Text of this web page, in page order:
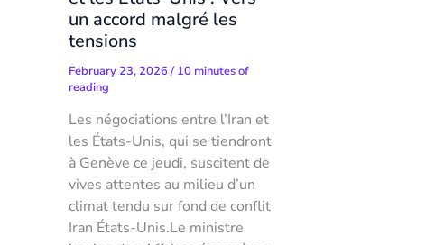
un accord malgré les
tensions
February 23, 2026/ 10 minutes of
reading
Les négociations entre l’Iran et
les États-Unis, qui se tiendront
à Genève ce jeudi, suscitent de
vives attentes au milieu d’un
climat tendu sur fond de conflit
Iran États-Unis.Le ministre